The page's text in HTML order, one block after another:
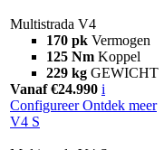
Multistrada V4
170 pk Vermogen
125 Nm Koppel
229 kg GEWICHT
Vanaf €24.990 i
Configureer Ontdek meer
V4 S